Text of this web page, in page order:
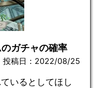
ガチャの確率
投稿日：2022/08/25
いるとしてほし